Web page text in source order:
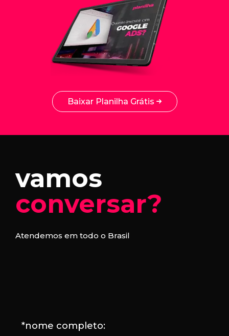
Baixar Planilha Grátis
vamos
conversar?
Atendemos em todo o Brasil
*nome completo: